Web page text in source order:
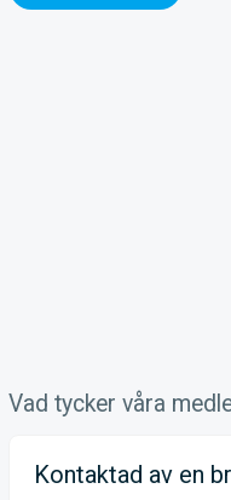
Vad tycker våra
Kontaktad av en